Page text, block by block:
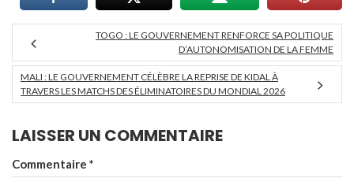
TOGO : LE GOUVERNEMENT RENFORCE SA POLITIQUE
D’AUTONOMISATION DE LA FEMME
MALI : LE GOUVERNEMENT CÉLÈBRE LA REPRISE DE KIDAL À
TRAVERS LES MATCHS DES ÉLIMINATOIRES DU MONDIAL 2026
LAISSER UN COMMENTAIRE
Commentaire *